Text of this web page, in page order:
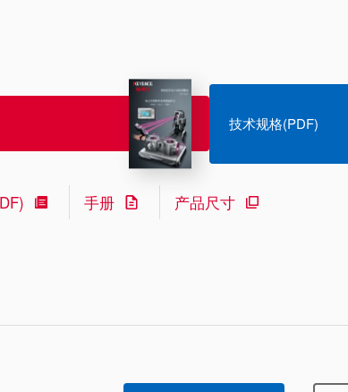
技术规格(PDF)
手册 产品尺寸